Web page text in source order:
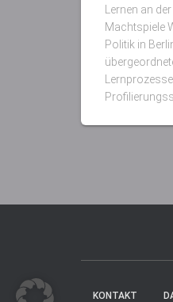
Lernen an
Machtspiele
Politik in
KONTAKT